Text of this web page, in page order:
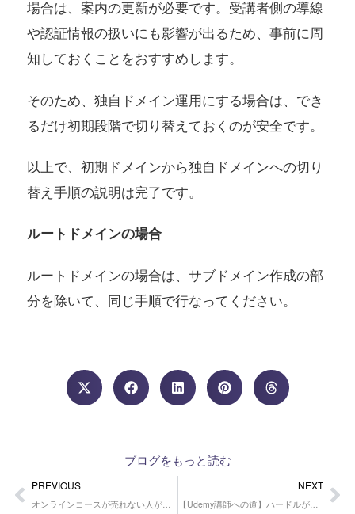
場合は、案内の更新が必要です。受講者側の導線
や認証情報の扱いにも影響が出るため、事前に周
知しておくことをおすすめします。
そのため、独自ドメイン運用にする場合は、でき
るだけ初期段階で切り替えておくのが安全です。
以上で、初期ドメインから独自ドメインへの切り
替え手順の説明は完了です。
ルートドメインの場合
ルートドメインの場合は、サブドメイン作成の部
分を除いて、同じ手順で行なってください。
ブログをもっと読む
Prev
PREVIOUS
オンラインコースが売れない人が見落としがちな「最初の成功体験」
NEXT
【Udemy講師への道】ハードルが高い？動画編集やレビュー、価格設定の不安にお答えします